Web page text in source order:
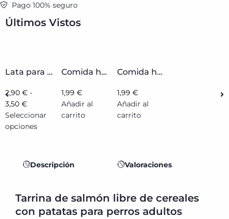
Pago 100% seguro
Últimos Vistos
Lata para Perro de Naturdog...
2,90 € -
3,50 €
Seleccionar
opciones
Comida humeda para perros adultos...
1,99 €
Añadir al
carrito
Comida humeda para perros senior...
1,99 €
Añadir al
carrito
Descripción Valoraciones
Tarrina de salmón libre de cereales
con patatas para perros adultos